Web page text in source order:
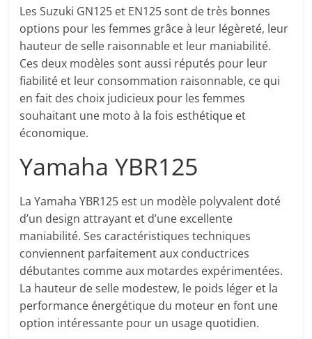
Les Suzuki GN125 et EN125 sont de très bonnes
options pour les femmes grâce à leur légèreté, leur
hauteur de selle raisonnable et leur maniabilité.
Ces deux modèles sont aussi réputés pour leur
fiabilité et leur consommation raisonnable, ce qui
en fait des choix judicieux pour les femmes
souhaitant une moto à la fois esthétique et
économique.
Yamaha YBR125
La Yamaha YBR125 est un modèle polyvalent doté
d’un design attrayant et d’une excellente
maniabilité. Ses caractéristiques techniques
conviennent parfaitement aux conductrices
débutantes comme aux motardes expérimentées.
La hauteur de selle modestew, le poids léger et la
performance énergétique du moteur en font une
option intéressante pour un usage quotidien.